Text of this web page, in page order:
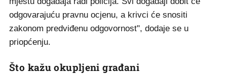
odgovarajuću pravnu ocjenu, a krivci će snositi
zakonom predviđenu odgovornost", dodaje se u
priopćenju.
Što kažu okupljeni građani